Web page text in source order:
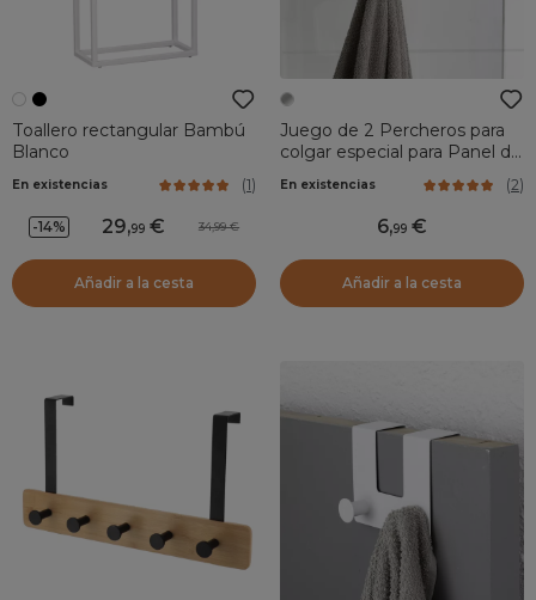
Toallero rectangular Bambú
Blanco
En existencias (1)
-14% 29,99 34,99
Añadir a la cesta
Juego de 2 Percheros para
colgar especial para Panel de
En existencias (2)
6,99
Añadir a la cesta